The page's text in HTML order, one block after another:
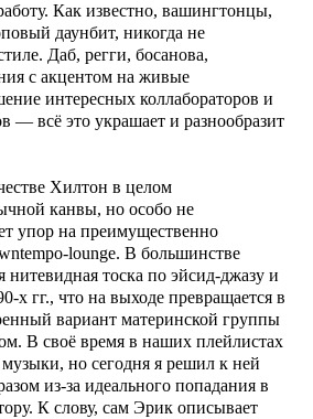
Как известно, вашингтонцы,
даунбит, никогда не
Даб, регги, босанова,
с акцентом на живые
интересных коллабораторов и
— всё это украшает и разнообразит
Хилтон в целом
канвы, но особо не
упор на преимущественно
lounge. В большинстве
нитевидная тоска по эйсид-джазу и
х гг., что на выходе превращается в
вариант материнской группы
В своё время в наших плейлистах
но сегодня я решил к ней
из-за идеального попадания в
К слову, сам Эрик описывает